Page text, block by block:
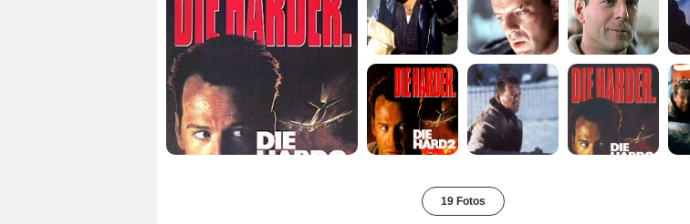
19 Fotos